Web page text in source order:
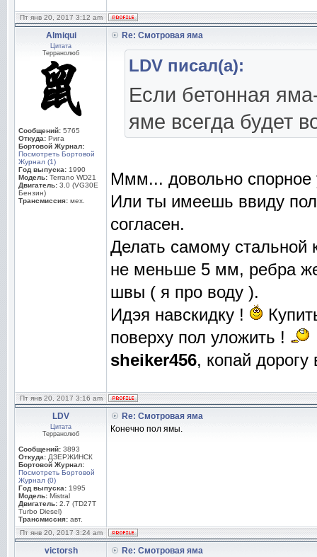
Пт янв 20, 2017 3:12 am
Almiqui
Цитата
Терранолюб
Сообщений: 5765
Откуда: Рига
Бортовой Журнал:
Посмотреть Бортовой
Журнал (1)
Год выпуска: 1990
Модель: Terrano WD21
Двигатель: 3.0 (VG30E
Бензин)
Трансмиссия: мех.
Re: Смотровая яма
LDV писал(а):
Если бетонная
яме всегда будет
Ммм... довольно спорное
Или ты имеешь ввиду
согласен.
Делать самому стальной
не меньше 5 мм, ребра
швы ( я про воду ).
Идэя навскидку !
поверху пол уложить !
sheiker456, копай дорогу
Пт янв 20, 2017 3:16 am
LDV
Цитата
Терранолюб
Сообщений: 3893
Откуда: ДЗЕРЖИНСК
Бортовой Журнал:
Посмотреть Бортовой
Журнал (0)
Год выпуска: 1995
Модель: Mistral
Двигатель: 2.7 (TD27T
Turbo Diesel)
Трансмиссия: авт.
Re: Смотровая яма
Конечно пол ямы.
Пт янв 20, 2017 3:24 am
victorsh Re: Смотровая яма